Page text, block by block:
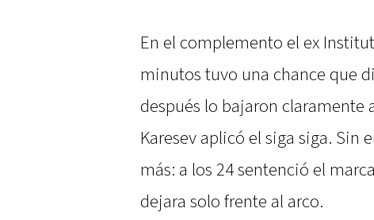
En el complemento el ex
minutos tuvo una chance que
después lo bajaron claramente
Karesev aplicó el siga siga. Sin
más: a los 24 sentenció el
dejara solo frente al arco.